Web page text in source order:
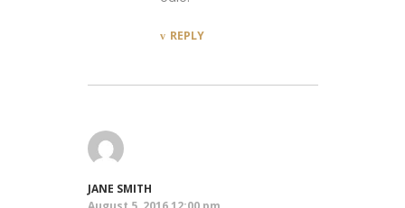
REPLY
JANE SMITH